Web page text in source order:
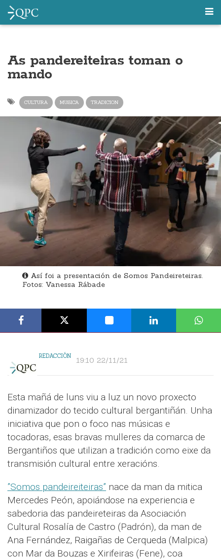
As pandereiteiras toman o
mando
CULTURA MUSICA TRADICION
Así foi a presentación de Somos Pandeireteiras.
Fotos: Vanessa Rábade
REDACCIÓN 19:10 22/11/21
Esta mañá de luns viu a luz un novo proxecto
dinamizador do tecido cultural bergantiñán. Unha
iniciativa que pon o foco nas músicas e
tocadoras, esas bravas mulleres da comarca de
Bergantiños que utilizan a tradición como eixe da
transmisión cultural entre xeracións.
”Somos pandeireiteiras” nace da man da mitica
Mercedes Peón, apoiándose na experiencia e
sabedoria das pandeireteiras da Asociación
Cultural Rosalía de Castro (Padrón), da man de
Ana Fernández, Raigañas de Cerqueda (Malpica)
con Mar da Bouzas e Xirifeiras (Fene), coa